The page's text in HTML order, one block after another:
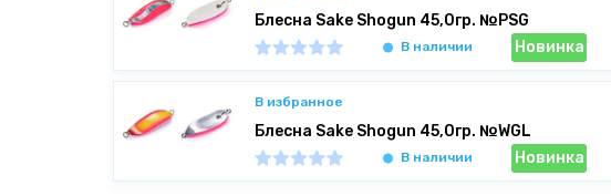
Блесна Sake Shogun 45,0гр. №PSG
В наличии Новинка
В избранное
Блесна Sake Shogun 45,0гр. №WGL
В наличии Новинка